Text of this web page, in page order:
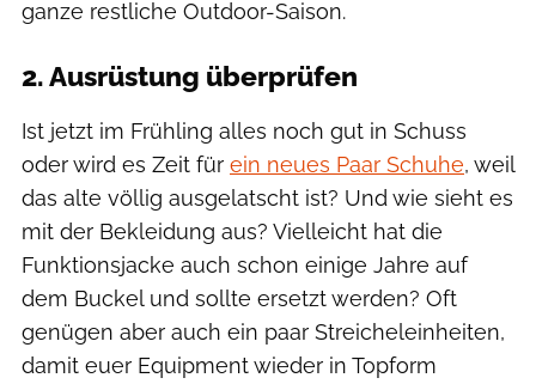
ganze restliche Outdoor-Saison.
2. Ausrüstung überprüfen
Ist jetzt im Frühling alles noch gut in Schuss
oder wird es Zeit für ein neues Paar Schuhe, weil
das alte völlig ausgelatscht ist? Und wie sieht es
mit der Bekleidung aus? Vielleicht hat die
Funktionsjacke auch schon einige Jahre auf
dem Buckel und sollte ersetzt werden? Oft
genügen aber auch ein paar Streicheleinheiten,
damit euer Equipment wieder in Topform